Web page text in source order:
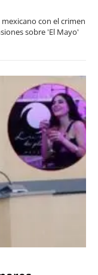
con el crimen
sobre 'El Mayo'